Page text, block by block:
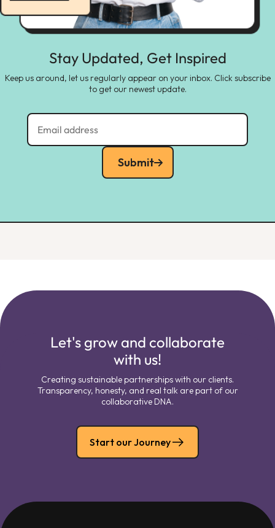
Stay Updated, Get Inspired
Keep us around, let us regularly appear on your inbox. Click subscribe
to get our newest update.
Submit
Let's grow and collaborate
with us!
Creating sustainable partnerships with our clients.
Transparency, honesty, and real talk are part of our
collaborative DNA.
Start our Journey